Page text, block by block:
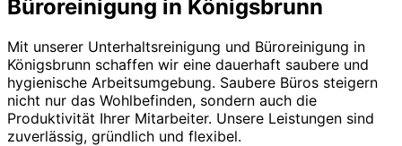
Büroreinigung in Königsbrunn
Mit unserer Unterhaltsreinigung und Büroreinigung in
Königsbrunn schaffen wir eine dauerhaft saubere und
hygienische Arbeitsumgebung. Saubere Büros steigern
nicht nur das Wohlbefinden, sondern auch die
Produktivität Ihrer Mitarbeiter. Unsere Leistungen sind
zuverlässig, gründlich und flexibel.